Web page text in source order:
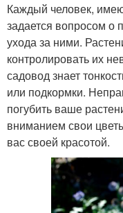
Каждый человек,
задается вопросом о
ухода за ними.
контролировать их
садовод знает
или подкормки.
погубить ваше
вниманием свои
вас своей красотой.